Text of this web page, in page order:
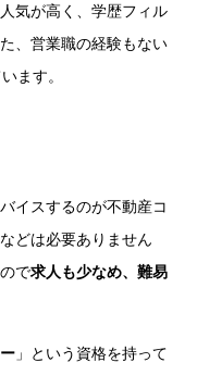
気が高く、学歴フィル
、営業職の経験もない
ます。
イスするのが不動産コ
どは必要ありません
で求人も少なめ、難易
」という資格を持って